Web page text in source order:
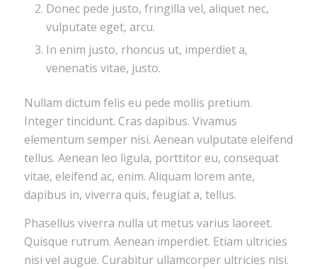
Donec pede justo, fringilla vel, aliquet nec,
vulputate eget, arcu.
In enim justo, rhoncus ut, imperdiet a,
venenatis vitae, justo.
Nullam dictum felis eu pede mollis pretium.
Integer tincidunt. Cras dapibus. Vivamus
elementum semper nisi. Aenean vulputate eleifend
tellus. Aenean leo ligula, porttitor eu, consequat
vitae, eleifend ac, enim. Aliquam lorem ante,
dapibus in, viverra quis, feugiat a, tellus.
Phasellus viverra nulla ut metus varius laoreet.
Quisque rutrum. Aenean imperdiet. Etiam ultricies
nisi vel augue. Curabitur ullamcorper ultricies nisi.